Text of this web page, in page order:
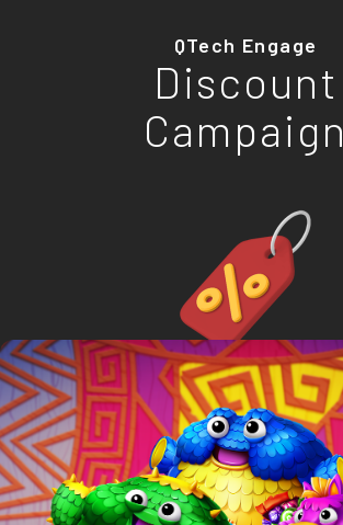
QTech Engage
Discount
Campaign